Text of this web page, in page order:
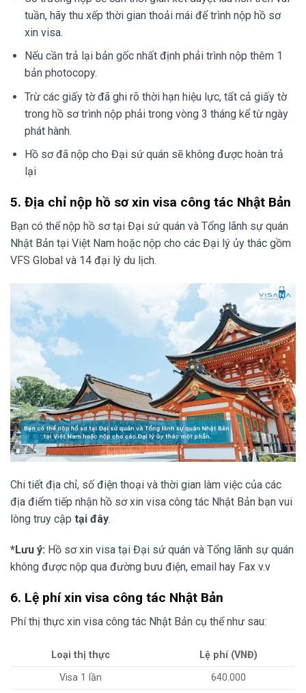
tuần, hãy thu xếp thời gian thoải mái để trình nộp hồ sơ
xin visa.
Nếu cần trả lại bản gốc nhất định phải trình nộp thêm 1
bản photocopy.
Trừ các giấy tờ đã ghi rõ thời hạn hiệu lực, tất cả giấy tờ
trong hồ sơ trình nộp phải trong vòng 3 tháng kể từ ngày
phát hành.
Hồ sơ đã nộp cho Đại sứ quán sẽ không được hoàn trả
lại
5. Địa chỉ nộp hồ sơ xin visa công tác Nhật Bản
Bạn có thể nộp hồ sơ tại Đại sứ quán và Tổng lãnh sự quán
Nhật Bản tại Việt Nam hoặc nộp cho các Đại lý ủy thác gồm
VFS Global và 14 đại lý du lịch.
Chi tiết địa chỉ, số điện thoại và thời gian làm việc của các
địa điểm tiếp nhận hồ sơ xin visa công tác Nhật Bản bạn vui
lòng truy cập tại đây.
*Lưu ý: Hồ sơ xin visa tại Đại sứ quán và Tổng lãnh sự quán
không được nộp qua đường bưu điện, email hay Fax v.v
6. Lệ phí xin visa công tác Nhật Bản
Phí thị thực xin visa công tác Nhật Bản cụ thể như sau:
Loại thị thực
Lệ phí (VNĐ)
Visa 1 lần
640.000